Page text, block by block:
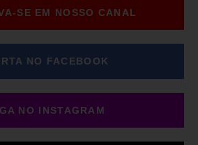
SE EM NOSSO CANAL
NO FACEBOOK
NO INSTAGRAM